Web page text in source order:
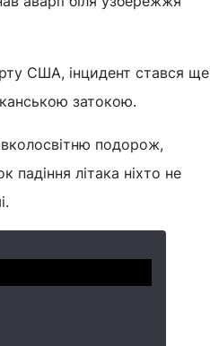
США, інцидент стався ще
затокою.
подорож,
падіння літака ніхто не